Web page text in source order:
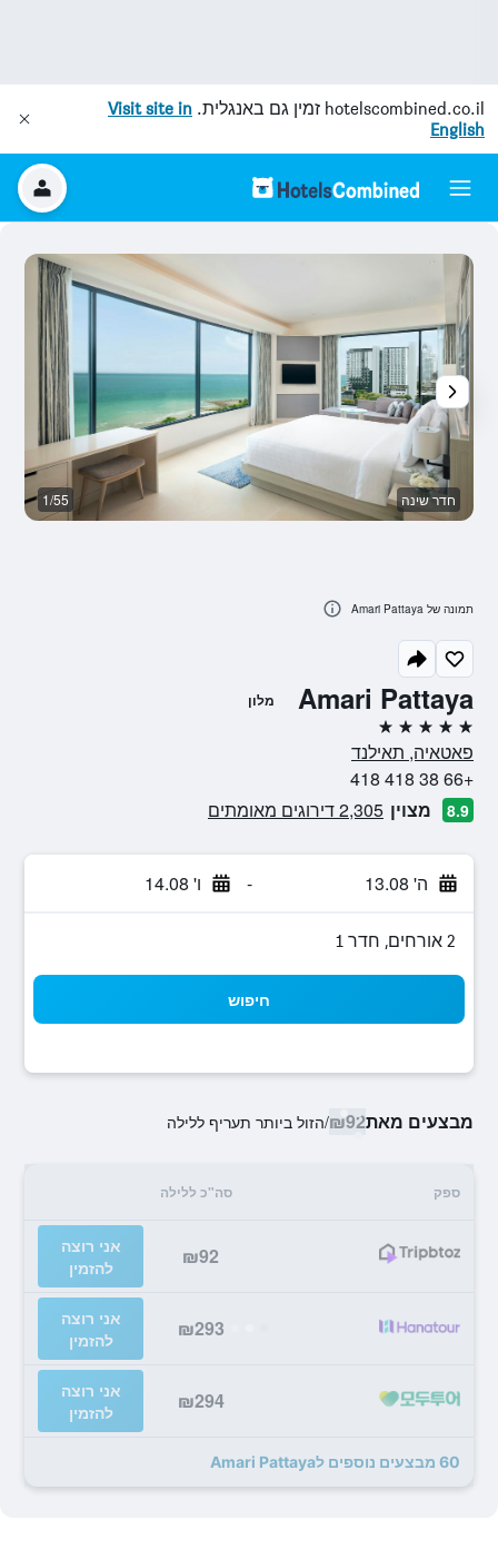
hotelscombined.co.il זמין גם באנגלית. Visit site in
English
Amari Pattaya מלון
5 כוכבים
פאטאיה, תאילנד
+66 38 418 418
8.9 מצוין 2,305 דירוגים מאומתים
ה' 13.08 - ו' 14.08
2 אורחים, חדר 1
חיפוש
מבצעים מאת₪92
/הזול ביותר תעריף ללילה
ספק סה"כ ללילה
₪92
אני רוצה
להזמין
₪293
אני רוצה
להזמין
₪294
אני רוצה
להזמין
60 מבצעים נוספים לAmari Pattaya
חדר שינה 1/55
תמונה של Amari Pattaya